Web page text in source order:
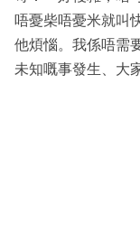
唔憂柴唔憂米就叫
他煩惱。我係唔需
未知嘅事發生、大